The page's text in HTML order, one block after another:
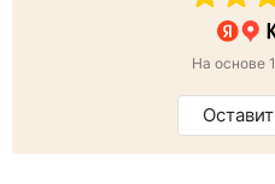
отправлениях органов
семейного и социального
изучение смерти. -
дисгармониями
На основе